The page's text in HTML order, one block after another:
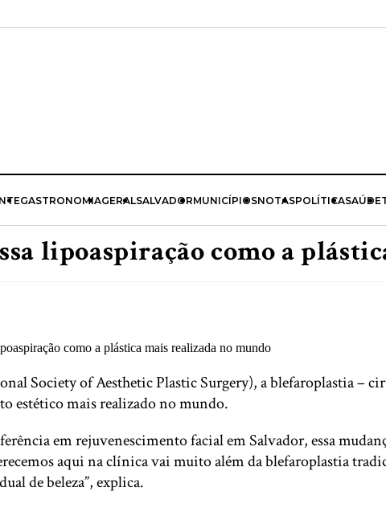
GASTRONOMIAGERALSALVADORMUNICÍPIOSNOTASPOLÍTICASAÚDE
lipoaspiração como a
Society of Aesthetic Plastic Surgery), a blefaroplastia –
estético mais realizado no mundo.
em rejuvenescimento facial em Salvador, essa
aqui na clínica vai muito além da blefaroplastia
de beleza”, explica.